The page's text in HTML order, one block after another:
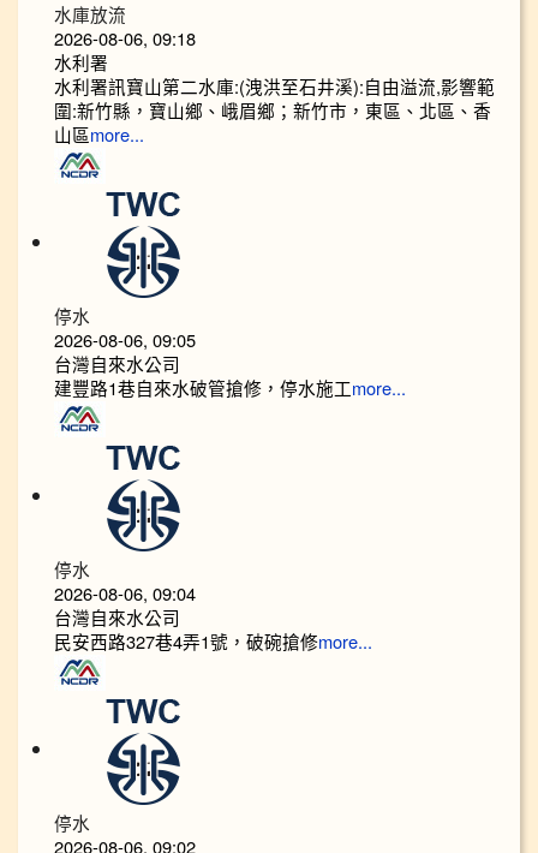
水庫放流
2026-08-06, 09:18
水利署
水利署訊寶山第二水庫:(洩洪至石井溪):自由溢流,影響範
圍:新竹縣，寶山鄉、峨眉鄉；新竹市，東區、北區、香
山區more...
停水
2026-08-06, 09:05
台灣自來水公司
建豐路1巷自來水破管搶修，停水施工more...
停水
2026-08-06, 09:04
台灣自來水公司
民安西路327巷4弄1號，破碗搶修more...
停水
2026-08-06, 09:02